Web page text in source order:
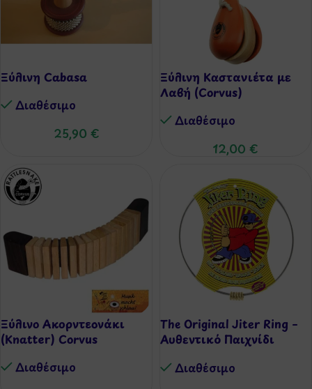
Ξύλινη Cabasa
Διαθέσιμo
25,90 €
Ξύλινη Καστανιέτα με
Λαβή (Corvus)
Διαθέσιμo
12,00 €
Ξύλινο Ακορντεονάκι
(Knatter) Corvus
Διαθέσιμo
The Original Jiter Ring –
Αυθεντικό Παιχνίδι
Διαθέσιμo